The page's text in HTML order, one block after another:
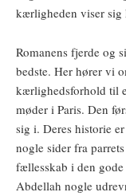
kærligheden viser sig
Romanens fjerde og
bedste. Her hører vi
kærlighedsforhold til
møder i Paris. Den
sig i. Deres historie
nogle sider fra
fællesskab i den
Abdellah nogle